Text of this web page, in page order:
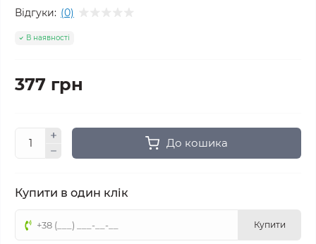
Відгуки: (0)
В наявності
377 грн
До кошика
Купити в один клік
Купити